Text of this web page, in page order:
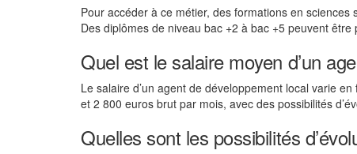
Pour accéder à ce métier, des formations en
Des diplômes de niveau bac +2 à bac +5 peuvent
Quel est le salaire moyen d’un
Le salaire d’un agent de développement local varie
et 2 800 euros brut par mois, avec des possibilités
Quelles sont les possibilités